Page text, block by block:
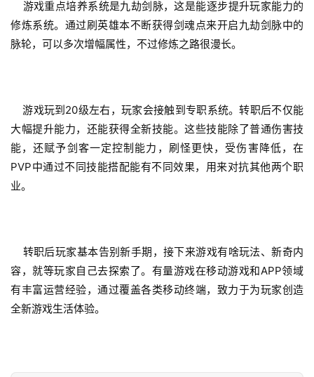
游戏重点培养系统是九劫剑脉，这是能逐步提升玩家能力的
修炼系统。通过刷英雄本不断获得剑魂点来开启九劫剑脉中的
脉轮，可以多次增幅属性，不过修炼之路很漫长。
游戏玩到20级左右，玩家会接触到专职系统。转职后不仅能
大幅提升能力，还能获得全新技能。这些技能除了普通伤害技
能，还赋予剑客一定控制能力，刷怪更快，受伤害降低，在
PVP中通过不同技能搭配能有不同效果，用来对抗其他两个职
业。
转职后玩家基本告别新手期，接下来游戏有啥玩法、新奇内
容，就等玩家自己去探索了。有量游戏在移动游戏和APP领域
有丰富运营经验，通过覆盖各类移动终端，致力于为玩家创造
全新游戏生活体验。